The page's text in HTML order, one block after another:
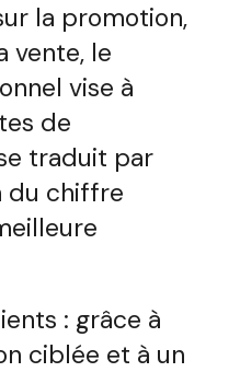
la promotion,
vente, le
vise à
de
traduit par
du chiffre
: grâce à
ciblée et à un